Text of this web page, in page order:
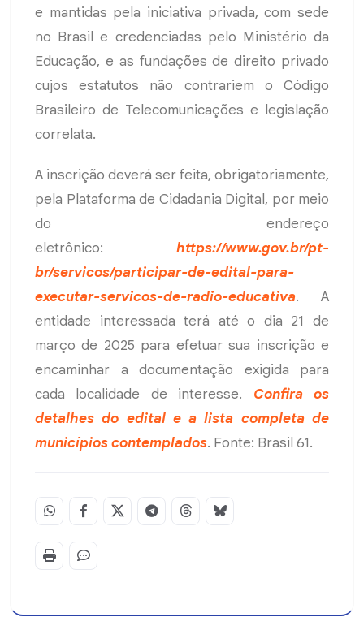
e mantidas pela iniciativa privada, com sede
no Brasil e credenciadas pelo Ministério da
Educação, e as fundações de direito privado
cujos estatutos não contrariem o Código
Brasileiro de Telecomunicações e legislação
correlata.
A inscrição deverá ser feita, obrigatoriamente,
pela Plataforma de Cidadania Digital, por meio
do endereço
eletrônico: https://www.gov.br/pt-
br/servicos/participar-de-edital-para-
executar-servicos-de-radio-educativa. A
entidade interessada terá até o dia 21 de
março de 2025 para efetuar sua inscrição e
encaminhar a documentação exigida para
cada localidade de interesse. Confira os
detalhes do edital e a lista completa de
municípios contemplados. Fonte: Brasil 61.